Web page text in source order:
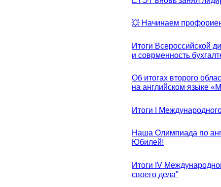
💥 Начинаем
Итоги Всероссийской
и соврменность
Об итогах второго
на английском языке
Итоги I
Наша Олимпиада по
Юбилей!
Итоги IV
своего дела"